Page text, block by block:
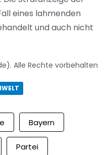
eines lahmenden
und auch nicht
Alle Rechte vorbehalten
Bayern
Partei